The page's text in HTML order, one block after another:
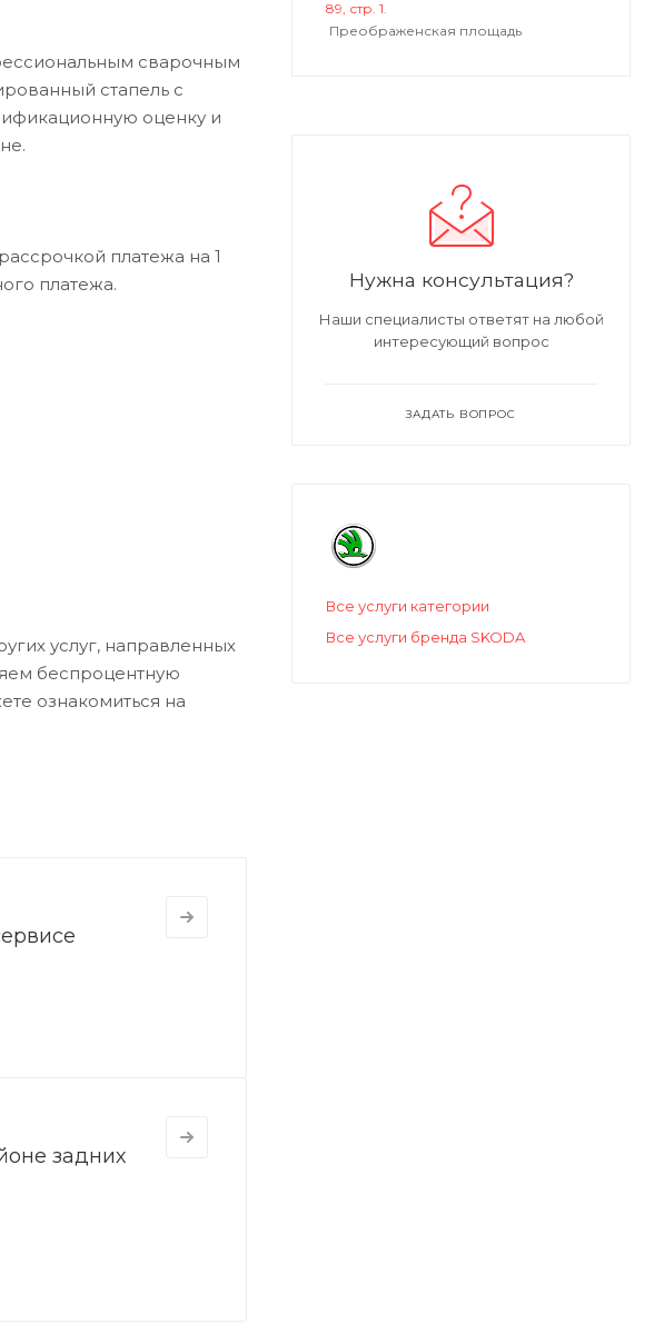
сварочным
стапель с
оценку и
платежа на 1
платежа.
услуг, направленных
беспроцентную
ознакомиться на
задних
89, стр. 1.
Преображенская площадь
Нужна консультация?
Наши специалисты ответят на любой
интересующий вопрос
ЗАДАТЬ ВОПРОС
Все услуги категории
Все услуги бренда SKODA